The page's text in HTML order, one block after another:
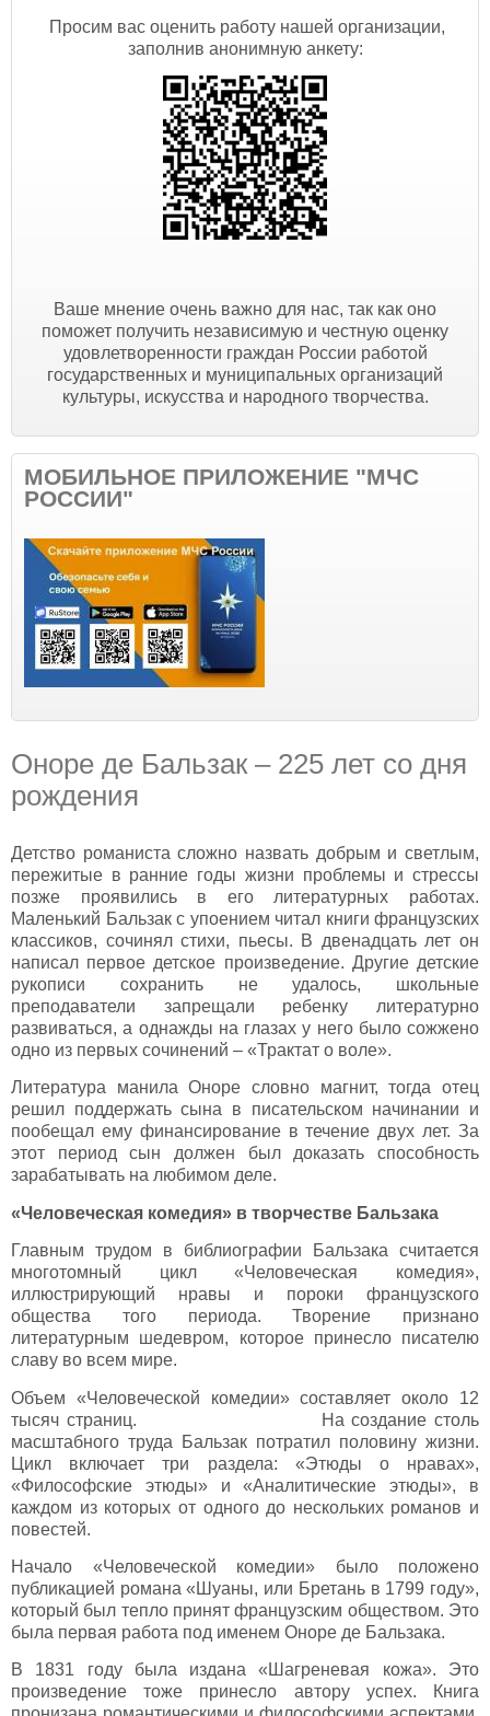
Просим вас оценить работу нашей организации,
заполнив анонимную анкету:
Ваше мнение очень важно для нас, так как оно
поможет получить независимую и честную оценку
удовлетворенности граждан России работой
государственных и муниципальных организаций
культуры, искусства и народного творчества.
МОБИЛЬНОЕ ПРИЛОЖЕНИЕ "МЧС
РОССИИ"
Оноре де Бальзак – 225 лет со дня
рождения
Детство романиста сложно назвать добрым и светлым,
пережитые в ранние годы жизни проблемы и стрессы
позже проявились в его литературных работах.
Маленький Бальзак с упоением читал книги французских
классиков, сочинял стихи, пьесы. В двенадцать лет он
написал первое детское произведение. Другие детские
рукописи сохранить не удалось, школьные
преподаватели запрещали ребенку литературно
развиваться, а однажды на глазах у него было сожжено
одно из первых сочинений – «Трактат о воле».
Литература манила Оноре словно магнит, тогда отец
решил поддержать сына в писательском начинании и
пообещал ему финансирование в течение двух лет. За
этот период сын должен был доказать способность
зарабатывать на любимом деле.
«Человеческая комедия» в творчестве Бальзака
Главным трудом в библиографии Бальзака считается
многотомный цикл «Человеческая комедия»,
иллюстрирующий нравы и пороки французского
общества того периода. Творение признано
литературным шедевром, которое принесло писателю
славу во всем мире.
Объем «Человеческой комедии» составляет около 12
тысяч страниц. На создание столь
масштабного труда Бальзак потратил половину жизни.
Цикл включает три раздела: «Этюды о нравах»,
«Философские этюды» и «Аналитические этюды», в
каждом из которых от одного до нескольких романов и
повестей.
Начало «Человеческой комедии» было положено
публикацией романа «Шуаны, или Бретань в 1799 году»,
который был тепло принят французским обществом. Это
была первая работа под именем Оноре де Бальзака.
В 1831 году была издана «Шагреневая кожа». Это
произведение тоже принесло автору успех. Книга